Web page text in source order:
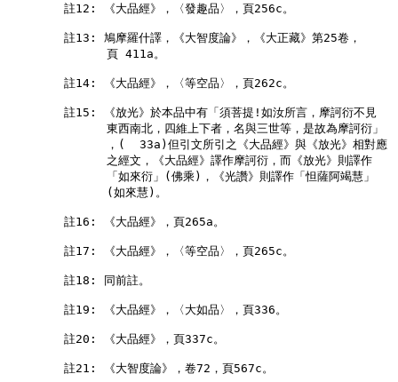
        註12: 《大品經》，〈發趣品〉，頁256c。
        註13: 鳩摩羅什譯，《大智度論》，《大正藏》第25卷，
              頁 411a。
        註14: 《大品經》，〈等空品〉，頁262c。
        註15: 《放光》於本品中有「須菩提!如汝所言，摩訶衍不見
              東西南北，四維上下者，名與三世等，是故為摩訶衍」
              ，(  33a)但引文所引之《大品經》與《放光》相對應
              之經文，《大品經》譯作摩訶衍，而《放光》則譯作
              「如來衍」(佛乘)，《光讚》則譯作「怛薩阿竭慧」
              (如來慧)。
        註16: 《大品經》，頁265a。
        註17: 《大品經》，〈等空品〉，頁265c。
        註18: 同前註。
        註19: 《大品經》，〈大如品〉，頁336。
        註20: 《大品經》，頁337c。
        註21: 《大智度論》，卷72，頁567c。